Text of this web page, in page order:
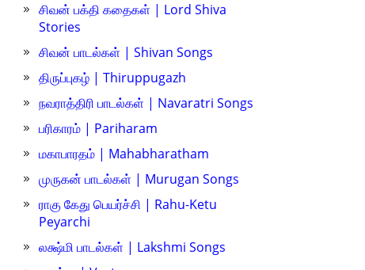
சிவன் பக்தி கதைகள் | Lord Shiva
Stories
சிவன் பாடல்கள் | Shivan Songs
திருப்புகழ் | Thiruppugazh
நவராத்திரி பாடல்கள் | Navaratri Songs
பரிகாரம் | Pariharam
மகாபாரதம் | Mahabharatham
முருகன் பாடல்கள் | Murugan Songs
ராகு கேது பெயர்ச்சி | Rahu-Ketu
Peyarchi
லக்ஷ்மி பாடல்கள் | Lakshmi Songs